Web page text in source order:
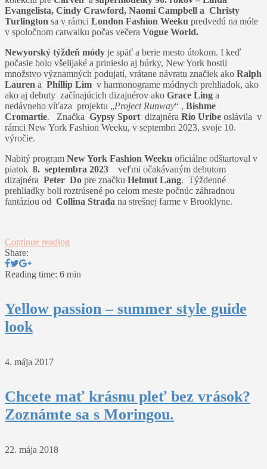
Evangelista, Cindy Crawford, Naomi Campbell a Christy
Turlington sa v rámci London Fashion Weeku predvedú na móle
v spoločnom catwalku počas večera Vogue World.
Newyorský týždeň módy je späť a berie mesto útokom. I keď
počasie bolo všelijaké a prinieslo aj búrky, New York hostil
množstvo významných podujatí, vrátane návratu značiek ako Ralph
Lauren a Phillip Lim v harmonograme módnych prehliadok, ako
ako aj debuty začínajúcich dizajnérov ako Grace Ling a
nedávneho víťaza projektu „Project Runway“ , Bishme
Cromartie. Značka Gypsy Sport dizajnéra Rio Uribe oslávila v
rámci New York Fashion Weeku, v septembri 2023, svoje 10.
výročie.
Nabitý program New York Fashion Weeku oficiálne odštartoval v
piatok 8. septembra 2023
veľmi očakávaným debutom
dizajnéra Peter Do pre značku Helmut Lang. Týždenné
prehliadky boli roztrúsené po celom meste počnúc záhradnou
fantáziou od Collina Strada na strešnej farme v Brooklyne.
Continue reading
Share:
Reading time: 6 min
Yellow passion – summer style guide
look
4. mája 2017
Chcete mať krásnu pleť bez vrások?
Zoznámte sa s Moringou.
22. mája 2018